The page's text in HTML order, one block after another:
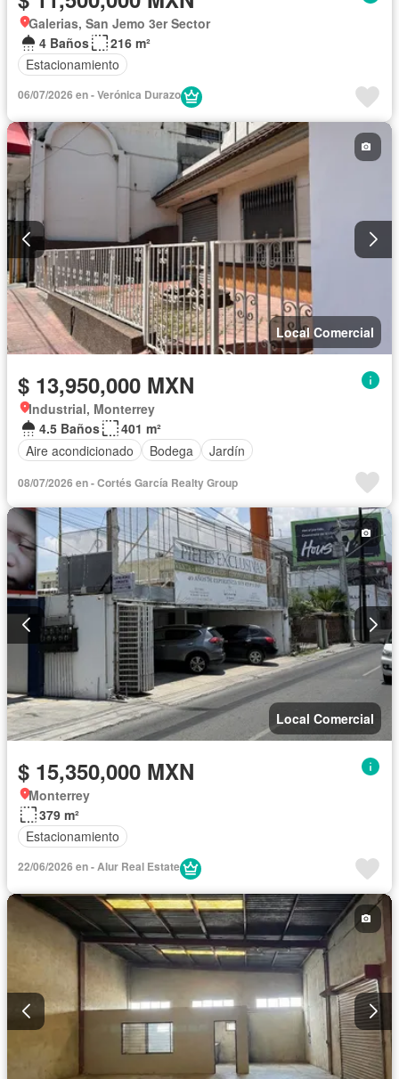
Galerias, San Jemo 3er Sector
4 Baños
216 m²
Estacionamiento
06/07/2026 en - Verónica Durazo
Local Comercial
$ 13,950,000 MXN
Industrial, Monterrey
4.5 Baños
401 m²
Aire acondicionado
Bodega Jardín
08/07/2026 en - Cortés García Realty Group
Local Comercial
$ 15,350,000 MXN
Monterrey
379 m²
Estacionamiento
22/06/2026 en - Alur Real Estate